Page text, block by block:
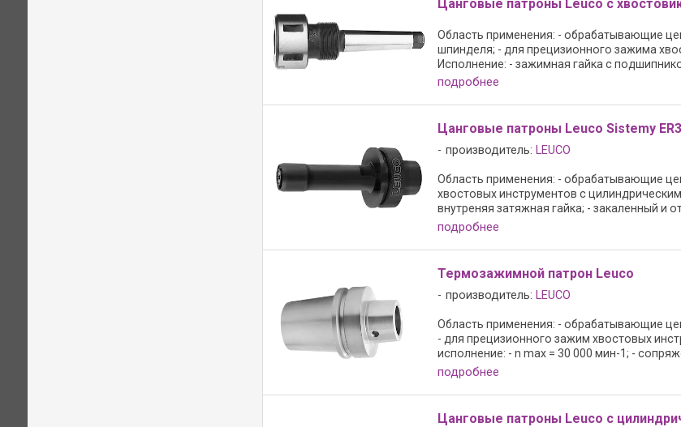
Цанговые патроны Leuco с
Область применения: - обрабатывающие
шпинделя; - для прецизионного зажима
Исполнение: - зажимная гайка с
подробнее
Цанговые патроны Leuco Sistemy
производитель: LEUCO
Область применения: - обрабатывающие
хвостовых инструментов с
внутреняя затяжная гайка; - закаленный и
подробнее
Термозажимной патрон Leuco
производитель: LEUCO
Область применения: - обрабатывающие
- для прецизионного зажим хвостовых
исполнение: - n max = 30 000 мин-1; -
подробнее
Цанговые патроны Leuco с